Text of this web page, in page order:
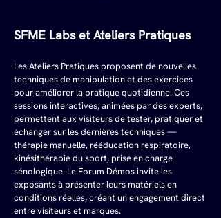
SFME Labs et Ateliers Pratiques
Les Ateliers Pratiques proposent de nouvelles
techniques de manipulation et des exercices
pour améliorer la pratique quotidienne. Ces
sessions interactives, animées par des experts,
permettent aux visiteurs de tester, pratiquer et
échanger sur les dernières techniques —
thérapie manuelle, rééducation respiratoire,
kinésithérapie du sport, prise en charge
sénologique. Le Forum Démos invite les
exposants à présenter leurs matériels en
conditions réelles, créant un engagement direct
entre visiteurs et marques.